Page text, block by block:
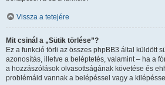
Vissza a tetejére
Mit csinál a „Sütik törlése”?
Ez a funkció törli az összes phpBB3 által küldött
azonosítás, illetve a beléptetés, valamint – ha a
a hozzászólások olvasottságának követése és
problémáid vannak a belépéssel vagy a